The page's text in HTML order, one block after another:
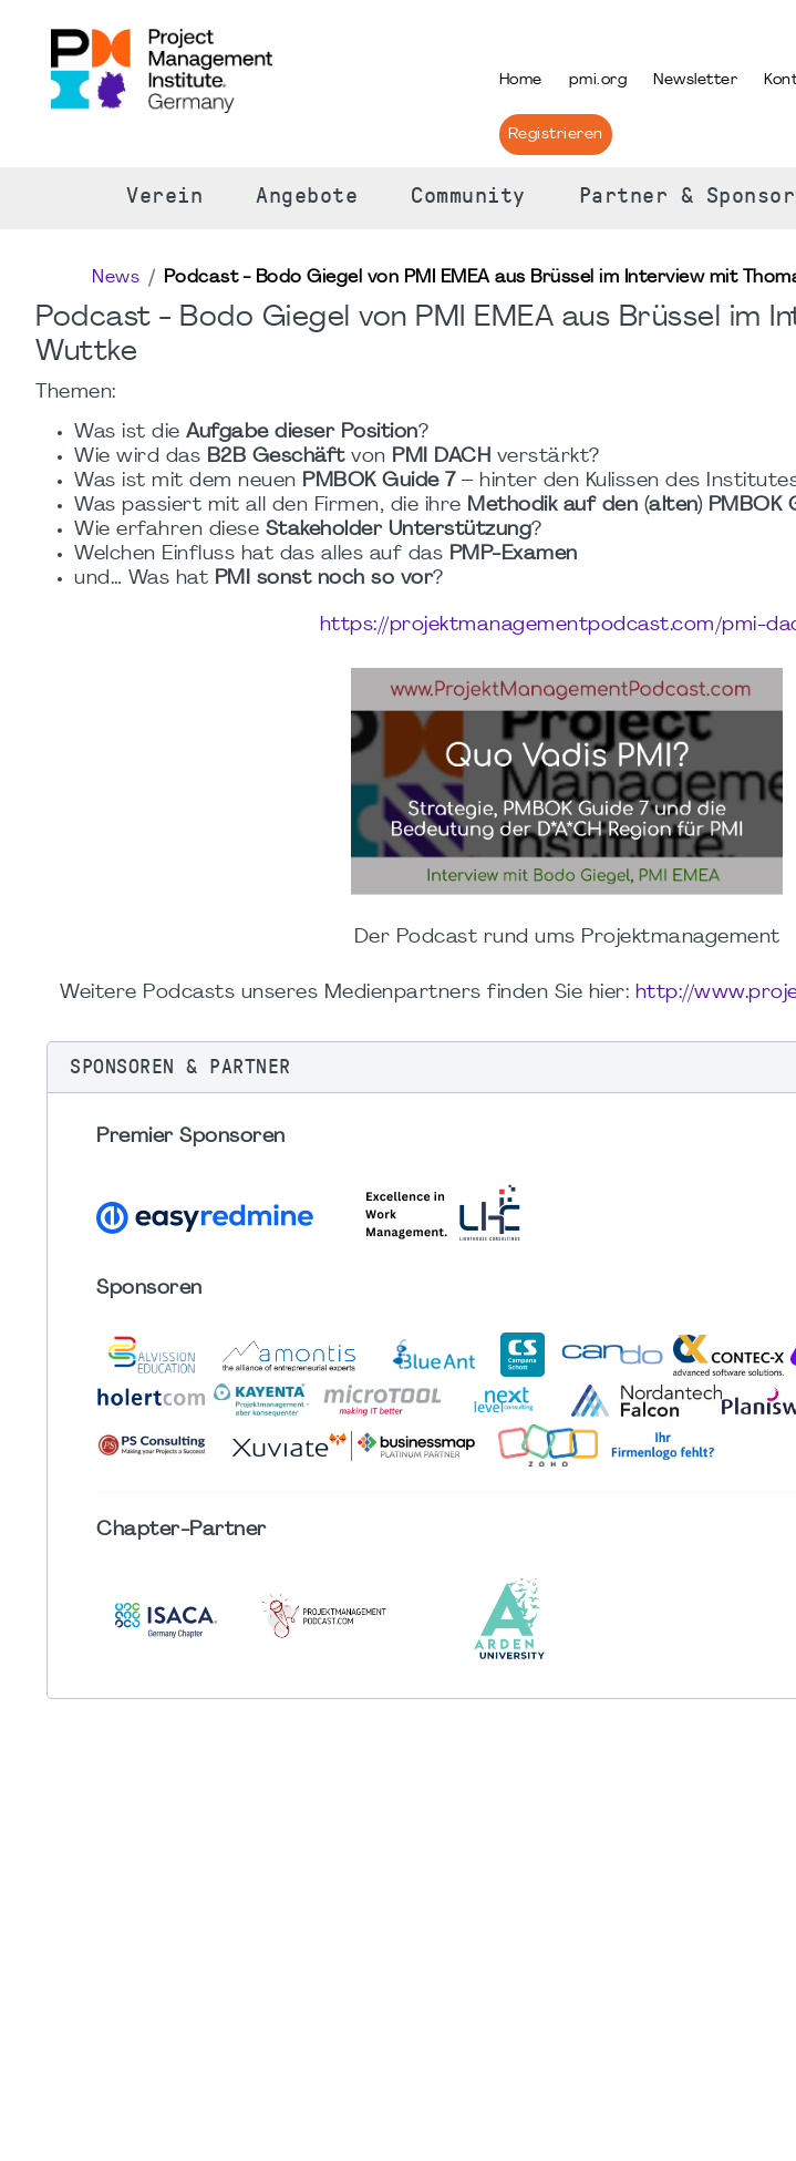
Home pmi.org Newsletter
Registrieren
Verein Angebote Community Partner &
News Podcast - Bodo Giegel von PMI EMEA aus Brüssel im Interview mit
Podcast - Bodo Giegel von PMI EMEA aus Brüssel im
Wuttke
Themen:
Was ist die Aufgabe dieser Position?
Wie wird das B2B Geschäftvon PMI DACH verstärkt?
Was ist mit dem neuen PMBOK Guide 7 – hinter den Kulissen des
Was passiert mit all den Firmen, die ihre Methodik auf den (alten) PMBOK
Wie erfahren diese Stakeholder Unterstützung?
Welchen Einfluss hat das alles auf das PMP-Examen
und… Was hat PMI sonst noch so vor?
https://projektmanagementpodcast.com/pmi-
Der Podcast rund ums Projektmanagement
Weitere Podcasts unseres Medienpartners finden Sie hier: http://
SPONSOREN & PARTNER
Premier Sponsoren
Sponsoren
Chapter-Partner